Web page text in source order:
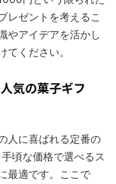
レゼントを考えるこ
やアイデアを活かし
てください。
気の菓子ギフ
人に喜ばれる定番の
頃な価格で選べるス
最適です。ここで